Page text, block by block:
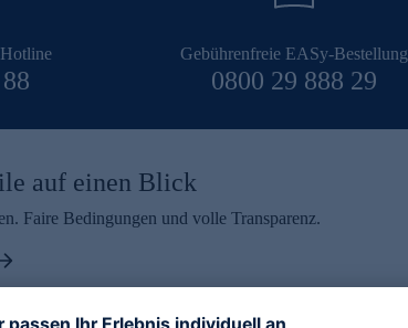
Gebührenfreie EASy-Bestellung
0800 29 888 29
auf einen Blick
Faire Bedingungen und volle Transparenz.